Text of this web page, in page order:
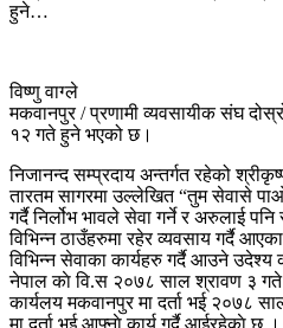
विष्णु वाग्ले
मकवानपुर / प्रणामी व्यवसायीक संघ
१२ गते हुने भएको छ।
निजानन्द सम्प्रदाय अन्तर्गत रहेको
तारतम सागरमा उल्लेखित “तुम सेवासे
गर्दै निर्लोभ भावले सेवा गर्ने र अरुलाई
विभिन्न ठाउँहरुमा रहेर व्यवसाय गर्दै
विभिन्न सेवाका कार्यहरु गर्दै आउने उदेश्य
नेपाल काे वि.स २०७८ साल श्रावण ३ गते
कार्यलय मकवानपुर मा दर्ता भई २०७८